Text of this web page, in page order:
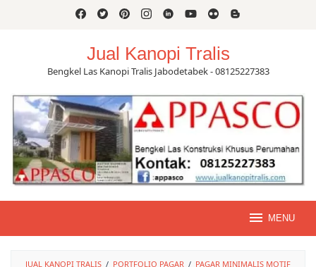
Jual Kanopi Tralis
Bengkel Las Kanopi Tralis Jabodetabek - 08125227383
MENU
JUAL KANOPI TRALIS / PORTFOLIO PAGAR / PAGAR MINIMALIS MOTIF